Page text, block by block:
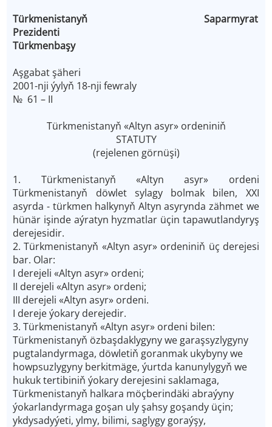
Türkmenistanyň Saparmyrat
Prezidenti
Türkmenbaşy
Aşgabat şäheri
2001-nji ýylyň 18-nji fewraly
№ 61 – II
Türkmenistanyň «Altyn asyr» ordeniniň
STATUTY
(rejelenen görnüşi)
1. Türkmenistanyň «Altyn asyr» ordeni
Türkmenistanyň döwlet sylagy bolmak bilen, XXI
asyrda - türkmen halkynyň Altyn asyrynda zähmet we
hünär işinde aýratyn hyzmatlar üçin tapawutlandyryş
derejesidir.
2. Türkmenistanyň «Altyn asyr» ordeniniň üç derejesi
bar. Olar:
I derejeli «Altyn asyr» ordeni;
II derejeli «Altyn asyr» ordeni;
III derejeli «Altyn asyr» ordeni.
I dereje ýokary derejedir.
3. Türkmenistanyň «Altyn asyr» ordeni bilen:
Türkmenistanyň özbaşdaklygyny we garaşsyzlygyny
pugtalandyrmaga, döwletiň goranmak ukybyny we
howpsuzlygyny berkitmäge, ýurtda kanunylygyň we
hukuk tertibiniň ýokary derejesini saklamaga,
Türkmenistanyň halkara möçberindäki abraýyny
ýokarlandyrmaga goşan uly şahsy goşandy üçin;
ykdysadyýeti, ylmy, bilimi, saglygy goraýşy,